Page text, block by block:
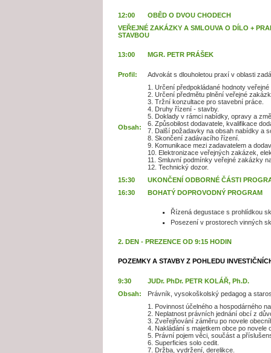
12:00
OBĚD O DVOU CHODECH
VEŘEJNÉ ZAKÁZKY A SMLOUVA O DÍLO +
STAVBOU
13:00 MGR. PETR PRÁŠEK
Profil: Advokát s dlouholetou praxí v oblasti
Obsah:
1. Určení předpokládané hodnoty
2. Určení předmětu plnění veřejné
3. Tržní konzultace pro stavební práce.
4. Druhy řízení - stavby.
5. Doklady v rámci nabídky, opravy a
6. Způsobilost dodavatele, kvalifikace
7. Další požadavky na obsah nabídky a
8. Skončení zadávacího řízení.
9. Komunikace mezi zadavatelem a
10. Elektronizace veřejných zakázek,
11. Smluvní podmínky veřejné zakázky
12. Technický dozor.
15:30
UKONČENÍ ODBORNÉ ČÁSTI
16:30
BOHATÝ DOPROVODNÝ PROGRAM
Řízená degustace s prohlídkou
Posezení v prostorech vinných
2. DEN - PREZENCE OD 9:15 HODIN
POZEMKY A STAVBY Z POHLEDU
9:30
JUDr. PhDr. PETR KOLÁŘ, Ph.D.
Obsah:
Právník, vysokoškolský pedagog a
1. Povinnost účelného a hospodárného
2. Neplatnost právních jednání obcí z
3. Zveřejňování záměru po novele
4. Nakládání s majetkem obce po novele
5. Právní pojem věci, součást a
6. Superficies solo cedit.
7. Držba, vydržení, derelikce.